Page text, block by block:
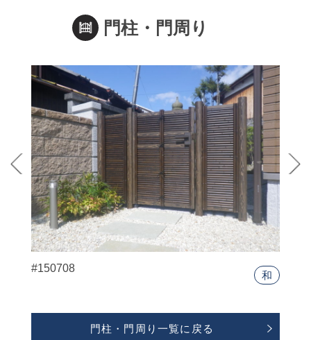
門柱・門周り
#150708
和
門柱・門周り一覧に戻る